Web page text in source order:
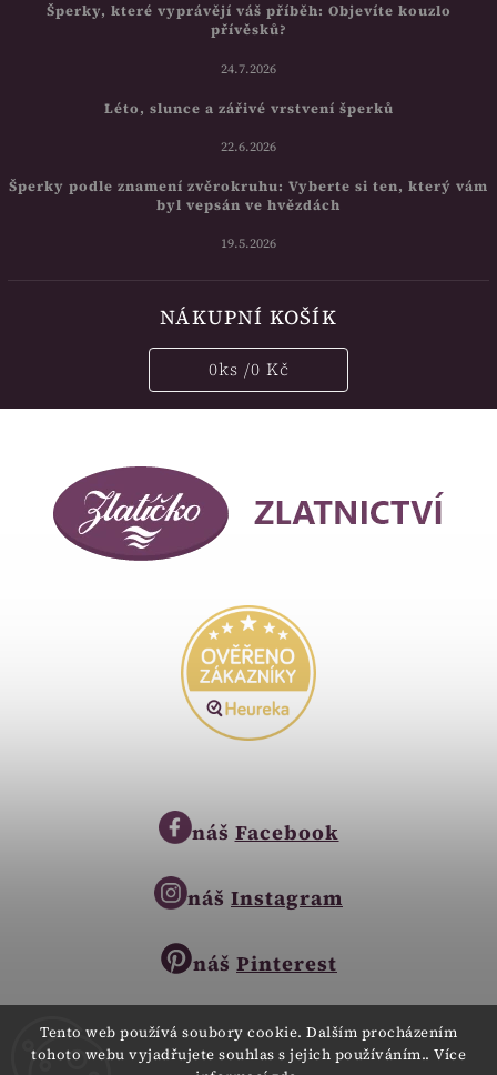
Tento web používá soubory cookie. Dalším procházením
tohoto webu vyjadřujete souhlas s jejich používáním.. Více
Šperky, které vyprávějí váš příběh: Objevíte kouzlo
přívěsků?
24.7.2026
Léto, slunce a zářivé vrstvení šperků
22.6.2026
Šperky podle znamení zvěrokruhu: Vyberte si ten, který vám
byl vepsán ve hvězdách
19.5.2026
NÁKUPNÍ KOŠÍK
0ks /0 Kč
náš Facebook
náš Instagram
náš Pinterest
Copyright © 2023